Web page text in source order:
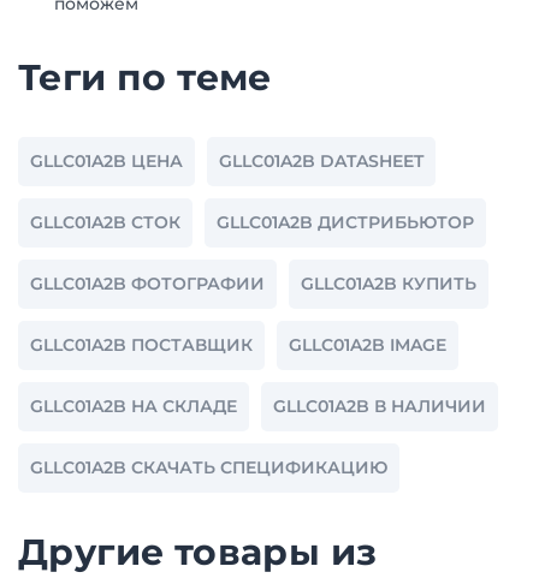
Теги по теме
GLLC01A2B ЦЕНА GLLC01A2B DATASHEET
GLLC01A2B СТОК GLLC01A2B ДИСТРИБЬЮТОР
GLLC01A2B ФОТОГРАФИИ GLLC01A2B КУПИТЬ
GLLC01A2B ПОСТАВЩИК GLLC01A2B IMAGE
GLLC01A2B НА СКЛАДЕ GLLC01A2B В НАЛИЧИИ
GLLC01A2B СКАЧАТЬ СПЕЦИФИКАЦИЮ
Другие товары из